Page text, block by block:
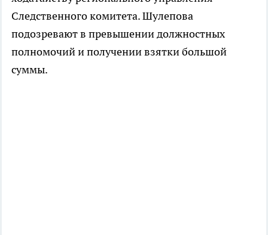
Следственного комитета. Шулепова
подозревают в превышении должностных
полномочий и получении взятки большой
суммы.